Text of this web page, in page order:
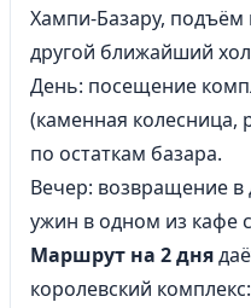
Хампи-Базару,
другой ближайший
День: посещение
(каменная колесница,
по остаткам базара.
Вечер: возвращение в
ужин в одном из кафе
Маршрут на 2 дня
королевский комплекс: